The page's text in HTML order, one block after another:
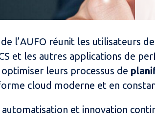
l’AUFO réunit les utilisateurs
et les autres applications de
leurs processus de
cloud moderne et en
et innovation